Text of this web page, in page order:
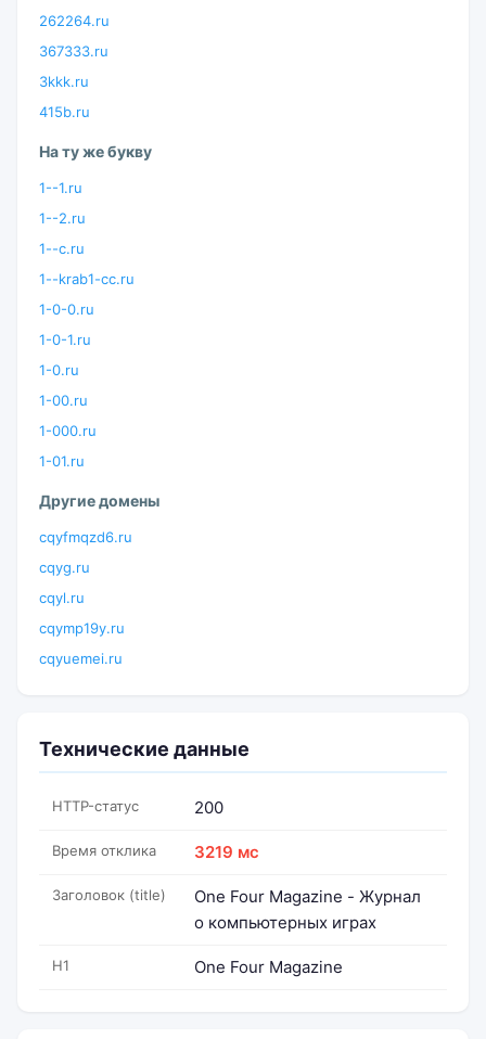
262264.ru
367333.ru
3kkk.ru
415b.ru
На ту же букву
1--1.ru
1--2.ru
1--c.ru
1--krab1-cc.ru
1-0-0.ru
1-0-1.ru
1-0.ru
1-00.ru
1-000.ru
1-01.ru
Другие домены
cqyfmqzd6.ru
cqyg.ru
cqyl.ru
cqymp19y.ru
cqyuemei.ru
Технические данные
HTTP-статус 200
Время отклика 3219 мс
Заголовок (title)
One Four Magazine - Журнал
о компьютерных играх
H1 One Four Magazine